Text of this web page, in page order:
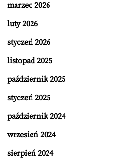
marzec 2026
luty 2026
styczeń 2026
listopad 2025
październik 2025
styczeń 2025
październik 2024
wrzesień 2024
sierpień 2024